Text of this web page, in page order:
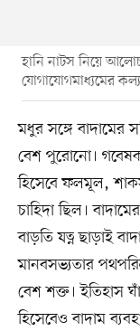
হানি নাটস নিয়ে
যোগাযোগমাধ্যমের
মধুর সঙ্গে বাদামের
বেশ পুরোনো।
হিসেবে ফলমূল,
চাহিদা ছিল।
বাড়তি যত্ন ছাড়াই
মানবসভ্যতার
বেশ শক্ত। ইতিহাস
হিসেবেও বাদাম